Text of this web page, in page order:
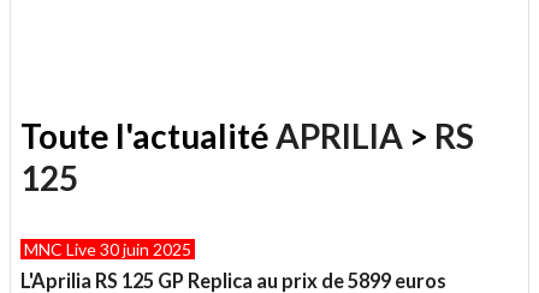
Toute l'actualitéAPRILIA > RS
125
MNC Live 30 juin 2025
L'Aprilia RS 125 GP Replica au prix de 5899 euros